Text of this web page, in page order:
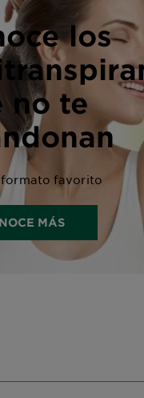
los
no te
formato favorito
MÁS